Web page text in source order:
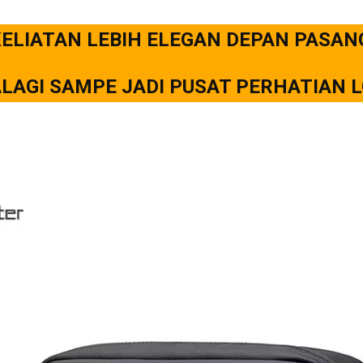
LEBIH ELEGAN DEPAN
SAMPE JADI PUSAT PERHATIAN